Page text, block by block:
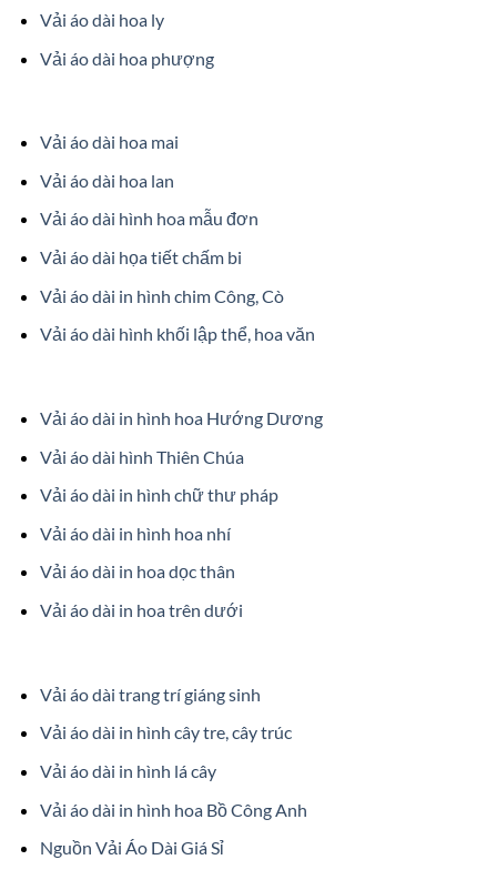
Vải áo dài hoa ly
Vải áo dài hoa phượng
Vải áo dài hoa mai
Vải áo dài hoa lan
Vải áo dài hình hoa mẫu đơn
Vải áo dài họa tiết chấm bi
Vải áo dài in hình chim Công, Cò
Vải áo dài hình khối lập thể, hoa văn
Vải áo dài in hình hoa Hướng Dương
Vải áo dài hình Thiên Chúa
Vải áo dài in hình chữ thư pháp
Vải áo dài in hình hoa nhí
Vải áo dài in hoa dọc thân
Vải áo dài in hoa trên dưới
Vải áo dài trang trí giáng sinh
Vải áo dài in hình cây tre, cây trúc
Vải áo dài in hình lá cây
Vải áo dài in hình hoa Bồ Công Anh
Nguồn Vải Áo Dài Giá Sỉ